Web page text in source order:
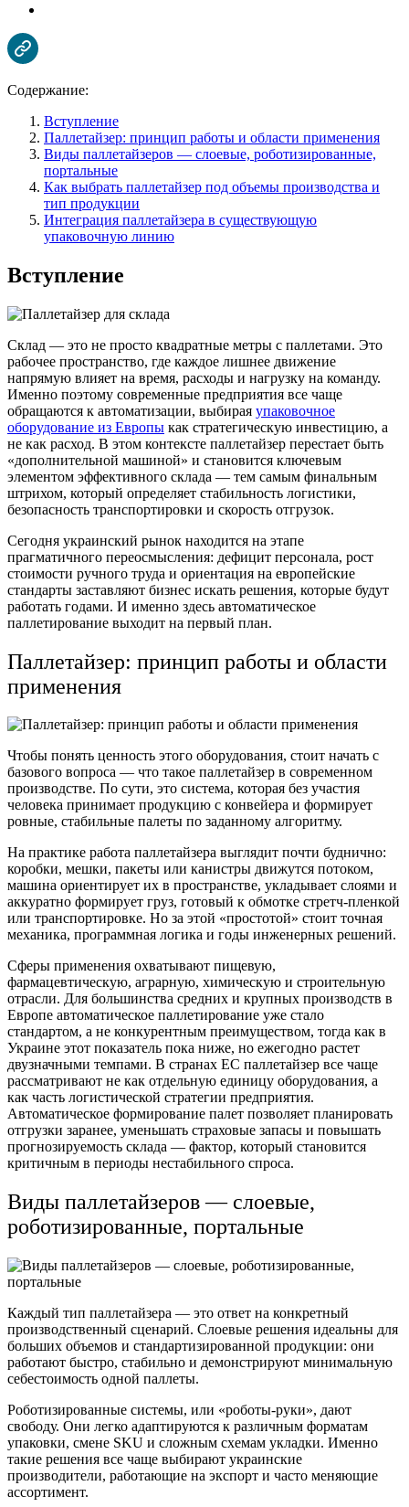
Содержание:
Вступление
Паллетайзер: принцип работы и области применения
Виды паллетайзеров — слоевые, роботизированные,
портальные
Как выбрать паллетайзер под объемы производства и
тип продукции
Интеграция паллетайзера в существующую
упаковочную линию
Вступление
Склад — это не просто квадратные метры с паллетами. Это
рабочее пространство, где каждое лишнее движение
напрямую влияет на время, расходы и нагрузку на команду.
Именно поэтому современные предприятия все чаще
обращаются к автоматизации, выбирая упаковочное
оборудование из Европы как стратегическую инвестицию, а
не как расход. В этом контексте паллетайзер перестает быть
«дополнительной машиной» и становится ключевым
элементом эффективного склада — тем самым финальным
штрихом, который определяет стабильность логистики,
безопасность транспортировки и скорость отгрузок.
Сегодня украинский рынок находится на этапе
прагматичного переосмысления: дефицит персонала, рост
стоимости ручного труда и ориентация на европейские
стандарты заставляют бизнес искать решения, которые будут
работать годами. И именно здесь автоматическое
паллетирование выходит на первый план.
Паллетайзер: принцип работы и области
применения
Чтобы понять ценность этого оборудования, стоит начать с
базового вопроса — что такое паллетайзер в современном
производстве. По сути, это система, которая без участия
человека принимает продукцию с конвейера и формирует
ровные, стабильные палеты по заданному алгоритму.
На практике работа паллетайзера выглядит почти буднично:
коробки, мешки, пакеты или канистры движутся потоком,
машина ориентирует их в пространстве, укладывает слоями и
аккуратно формирует груз, готовый к обмотке стретч-пленкой
или транспортировке. Но за этой «простотой» стоит точная
механика, программная логика и годы инженерных решений.
Сферы применения охватывают пищевую,
фармацевтическую, аграрную, химическую и строительную
отрасли. Для большинства средних и крупных производств в
Европе автоматическое паллетирование уже стало
стандартом, а не конкурентным преимуществом, тогда как в
Украине этот показатель пока ниже, но ежегодно растет
двузначными темпами. В странах ЕС паллетайзер все чаще
рассматривают не как отдельную единицу оборудования, а
как часть логистической стратегии предприятия.
Автоматическое формирование палет позволяет планировать
отгрузки заранее, уменьшать страховые запасы и повышать
прогнозируемость склада — фактор, который становится
критичным в периоды нестабильного спроса.
Виды паллетайзеров — слоевые,
роботизированные, портальные
Каждый тип паллетайзера — это ответ на конкретный
производственный сценарий. Слоевые решения идеальны для
больших объемов и стандартизированной продукции: они
работают быстро, стабильно и демонстрируют минимальную
себестоимость одной паллеты.
Роботизированные системы, или «роботы-руки», дают
свободу. Они легко адаптируются к различным форматам
упаковки, смене SKU и сложным схемам укладки. Именно
такие решения все чаще выбирают украинские
производители, работающие на экспорт и часто меняющие
ассортимент.